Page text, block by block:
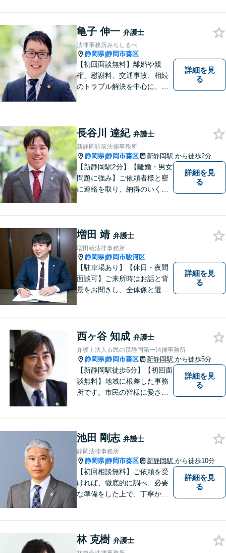
市での豊富な弁護士経験と多
数の解決実績がございます。
亀子 伸一 弁護士
法律事務所みちしるべ
静岡県|静岡市葵区
【初回面談無料】離婚や親
権、慰謝料、交通事故、相続
のトラブル解決を中心に、一
談も、お任せください。【静
岡市の弁護士】
詳細を見
る
長谷川 達紀 弁護士
新静岡駅前法律事務所
静岡県|静岡市葵区 新静岡駅 から徒歩2分
【新静岡駅2分】【離婚・男女
問題に強み】ご依頼者様と密
に連絡を取り、納得のいく解
的に行っております。お困り
でしたら、お気軽にご相談く
ださい！
詳細を見
る
増田 靖 弁護士
増田靖法律事務所
静岡県|静岡市駿河区
【駐車場あり】【休日・夜間
面談可】ご来所時はお話と背
景をお聞きし、全体像と選択
ください。
詳細を見
る
西ヶ谷 知成 弁護士
弁護士法人市民の森静岡第一法律事務所
静岡県|静岡市葵区 新静岡駅 から徒歩5分
【新静岡駅徒歩5分】【初回面
談無料】地域に根差した事務
所です。市民の皆様に愛され
軽にご連絡ください。
詳細を見
る
池田 剛志 弁護士
静岡法律事務所
静岡県|静岡市葵区 新静岡駅 から徒歩10分
【初回相談無料】ご依頼を受
ければ、徹底的に調べ、必要
な準備をした上で、丁寧かつ
の損害賠償請求事件、相続・
離婚、破産・個人再生等は、
詳細を見
る
林 克樹 弁護士